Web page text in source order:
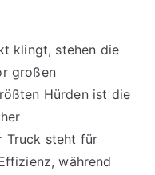
klingt, stehen die
großen
Hürden ist die
Truck steht für
während